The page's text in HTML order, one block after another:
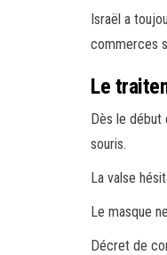
Israël a
commerces
Le
Dès le début
souris.
La valse
Le masque
Décret de